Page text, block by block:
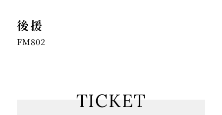
後援
FM802
TICKET